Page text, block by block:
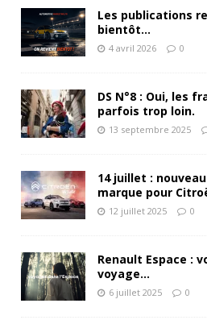
Les publications
bientôt…
4 avril 2026 0
DS N°8 : Oui, les
parfois trop loin.
13 septembre 2025
14 juillet :
marque pour
12 juillet 2025 0
Renault Espace :
voyage…
6 juillet 2025 0